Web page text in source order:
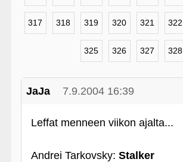
317 318 319 320 321 322
325 326 327 328
JaJa 7.9.2004 16:39
Leffat menneen viikon ajalta...
Andrei Tarkovsky: Stalker